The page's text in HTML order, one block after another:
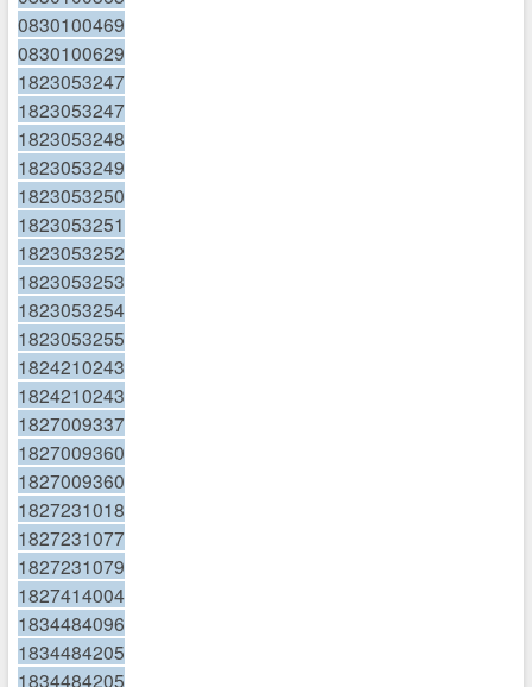
0830100469
0830100629
1823053247
1823053247
1823053248
1823053249
1823053250
1823053251
1823053252
1823053253
1823053254
1823053255
1824210243
1824210243
1827009337
1827009360
1827009360
1827231018
1827231077
1827231079
1827414004
1834484096
1834484205
1834484205